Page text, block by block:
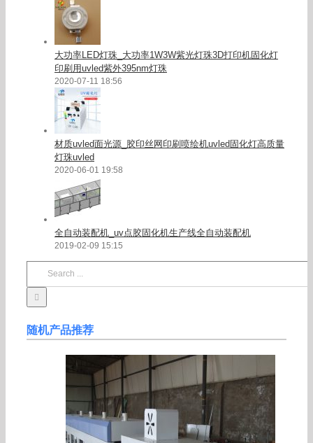
大功率LED灯珠_大功率1W3W紫光灯珠3D打印机固化灯
印刷用uvled紫外395nm灯珠
2020-07-11 18:56
材质uvled面光源_胶印丝网印刷喷绘机uvled固化灯高质量
灯珠uvled
2020-06-01 19:58
全自动装配机_uv点胶固化机生产线全自动装配机
2019-02-09 15:15
随机产品推荐